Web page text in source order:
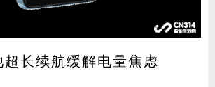
超长续航缓解电量焦虑